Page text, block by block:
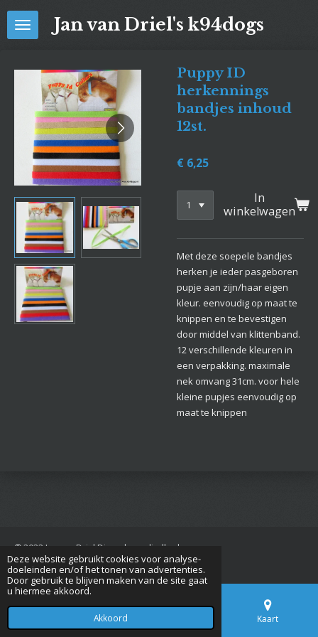
Deze website gebruikt cookies voor analyse-
doeleinden en/of het tonen van advertenties.
Door gebruik te blijven maken van de site gaat
u hiermee akkoord.
Akkoord
Ga
direct
hoofdinhoud
Jan van Driel's k94dogs
Puppy ID
herkennings
bandjes inhoud
12st.
€ 6,25
In
winkelwagen
Met deze soepele bandjes
herken je ieder pasgeboren
pupje aan zijn/haar eigen
kleur. eenvoudig op maat te
knippen en te bevestigen
door middel van klittenband.
12 verschillende kleuren in
een verpakking. maximale
nek omvang 31cm. voor hele
kleine pupjes eenvoudig op
maat te knippen
© 2022 Jan van Driel Dierenbenodigdheden
Powered byJouwWeb
Kaart